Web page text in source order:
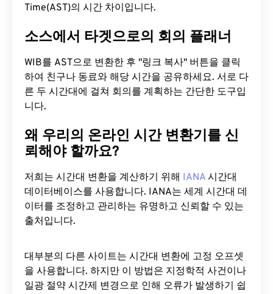
Time(AST)의 시간 차이입니다.
소스에서 타겟으로의 회의 플래너
WIB를 AST으로 변환한 후 "링크 복사" 버튼을 클릭
하여 친구나 동료와 해당 시간을 공유하세요. 서로 다
른 두 시간대에 걸쳐 회의를 계획하는 간단한 도구입
니다.
왜 우리의 온라인 시간 변환기를 신
뢰해야 할까요?
저희는 시간대 변환을 계산하기 위해 IANA 시간대
데이터베이스를 사용합니다. IANA는 세계 시간대 데
이터를 조정하고 관리하는 유명하고 신뢰할 수 있는
출처입니다.
대부분의 다른 사이트는 시간대 변환에 ​​고정 오프셋
을 사용합니다. 하지만 이 방법은 지정학적 사건이나
일광 절약 시간제 변경으로 인해 오류가 발생하기 쉽